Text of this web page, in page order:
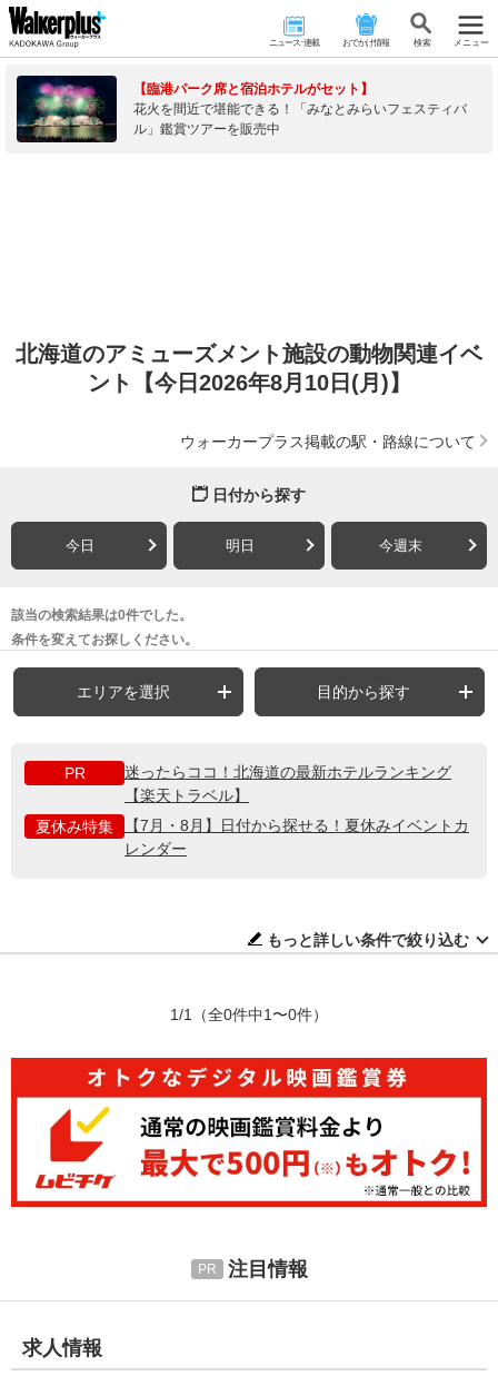
ニュース･連載 おでかけ情報 検 索 メニュー
【臨港パーク席と宿泊ホテルがセット】
花火を間近で堪能できる！「みなとみらいフェスティバ
ル」鑑賞ツアーを販売中
北海道のアミューズメント施設の動物関連イベ
ント【今日2026年8月10日(月)】
ウォーカープラス掲載の駅・路線について
日付から探す
今日 明日 今週末
該当の検索結果は0件でした。
条件を変えてお探しください。
エリアを選択 目的から探す
PR
迷ったらココ！北海道の最新ホテルランキング
【楽天トラベル】
夏休み特集
【7月・8月】日付から探せる！夏休みイベントカ
レンダー
もっと詳しい条件で絞り込む
1/1 （全0件中1〜0件）
注目情報
求人情報